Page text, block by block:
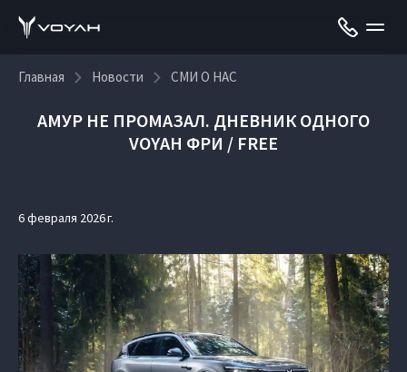
Главная Новости СМИ О НАС
АМУР НЕ ПРОМАЗАЛ. ДНЕВНИК ОДНОГО
VOYAH ФРИ / FREE
6 февраля 2026 г.